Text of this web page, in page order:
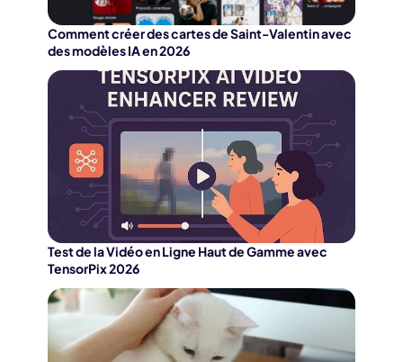
Comment créer des cartes de Saint-Valentin avec
des modèles IA en 2026
Test de la Vidéo en Ligne Haut de Gamme avec
TensorPix 2026